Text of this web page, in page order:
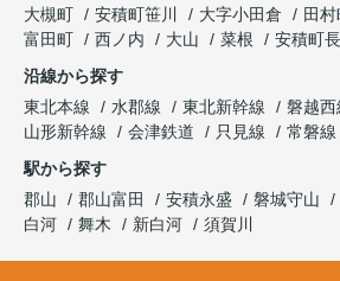
大槻町
安積町笹川 大字小田倉 田
富田町
西ノ内 大山 菜根
安積町
沿線から探す
東北本線
水郡線 東北新幹線 磐越西
山形新幹線
会津鉄道 只見線
常磐線
駅から探す
郡山
郡山富田 安積永盛 磐城守山
白河
舞木 新白河 須賀川